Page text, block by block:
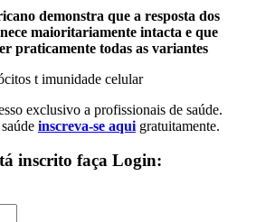
demonstra que a resposta dos
maioritariamente intacta e que
praticamente todas as variantes
exclusivo a profissionais de saúde.
inscreva-se aqui gratuitamente.
inscrito faça Login: